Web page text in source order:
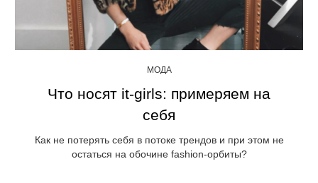
МОДА
Что носят it-girls: примеряем на
себя
Как не потерять себя в потоке трендов и при этом не
остаться на обочине fashion-орбиты?